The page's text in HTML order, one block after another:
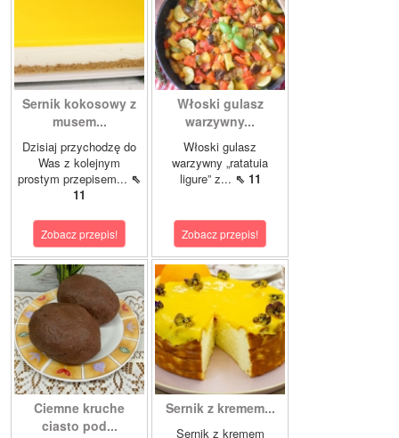
Sernik kokosowy z
musem...
Dzisiaj przychodzę do
Was z kolejnym
prostym przepisem... ⇖
11
Zobacz przepis!
Włoski gulasz
warzywny...
Włoski gulasz
warzywny „ratatuia
ligure” z... ⇖ 11
Zobacz przepis!
Ciemne kruche
ciasto pod...
Sernik z kremem...
Sernik z kremem